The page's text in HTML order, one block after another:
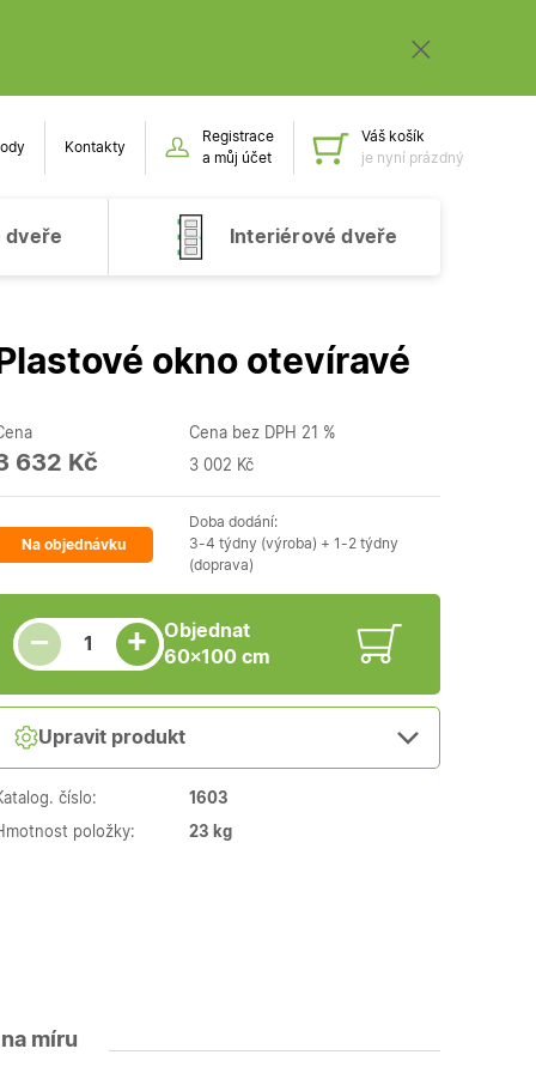
Kontakty
Registrace
a můj účet
Obsah
Váš košík
je nyní prázdný
dveře Interiérové dveře
Plastové okno otevíravé
632 Kč
Cena bez DPH 21 %
3 002 Kč
Na objednávku
Doba dodání:
3-4 týdny (výroba) + 1-2 týdny
(doprava)
−
Snížit množství
Počet kusů +
Zvýšit množství
Objednat
60×100 cm
Upravit produkt
číslo: 1603
položky: 23 kg
míru